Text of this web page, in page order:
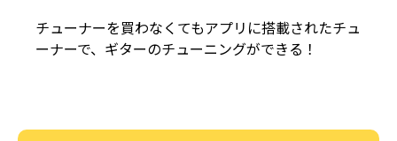
チューナーを買わなくてもアプリに搭載されたチュ
ーナーで、ギターのチューニングができる！